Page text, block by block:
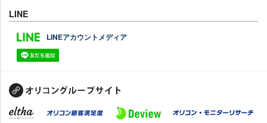
LINE
LINEアカウントメディア